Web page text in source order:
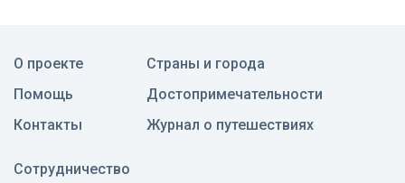
О проекте
Помощь
Контакты
Страны и города
Достопримечательности
Журнал о путешествиях
Сотрудничество